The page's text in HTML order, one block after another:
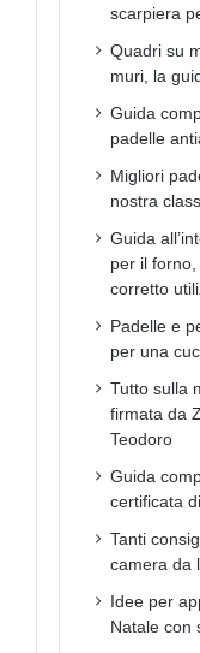
scarpiera
Quadri su
muri, la
Guida
padelle
Migliori
nostra
Guida
per il
corretto
Padelle e
per una
Tutto sulla
firmata da
Teodoro
Guida
certificata
Tanti
camera da
Idee per
Natale con